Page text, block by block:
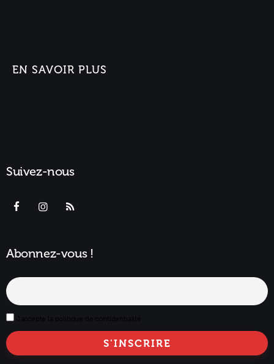
EN SAVOIR PLUS
Suivez-nous
Abonnez-vous !
J'accepte la politique de confidentialité